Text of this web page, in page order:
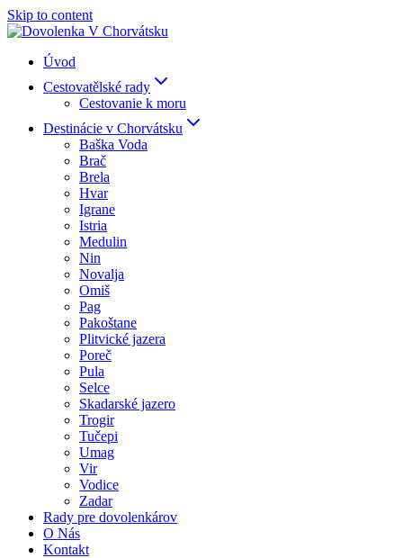
Skip to content
Úvod
Cestovatělské rady
Cestovanie k moru
Destinácie v Chorvátsku
Baška Voda
Brač
Brela
Hvar
Igrane
Istria
Medulin
Nin
Novalja
Omiš
Pag
Pakoštane
Plitvické jazera
Poreč
Pula
Selce
Skadarské jazero
Trogir
Tučepi
Umag
Vir
Vodice
Zadar
Rady pre dovolenkárov
O Nás
Kontakt